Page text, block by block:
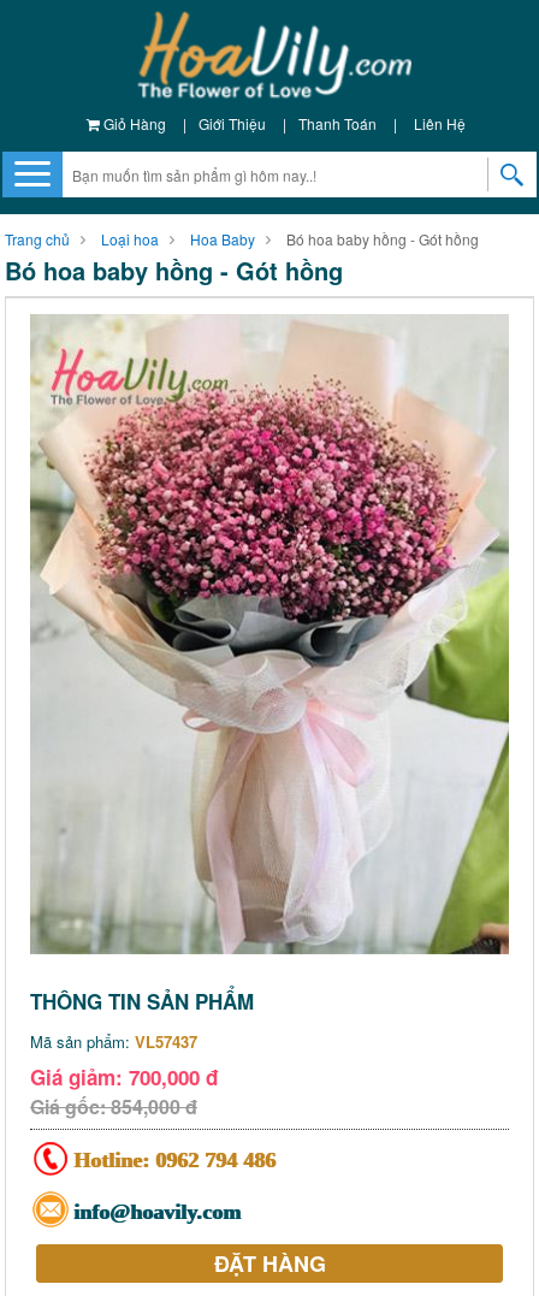
Giỏ Hàng | Giới Thiệu | Thanh Toán | Liên Hệ
Trang chủ Loại hoa Hoa Baby Bó hoa baby hồng - Gót hồng
Bó hoa baby hồng - Gót hồng
THÔNG TIN SẢN PHẨM
Mã sản phẩm: VL57437
Giá giảm: 700,000 đ
Giá gốc: 854,000 đ
Hotline: 0962 794 486
info@hoavily.com
ĐẶT HÀNG